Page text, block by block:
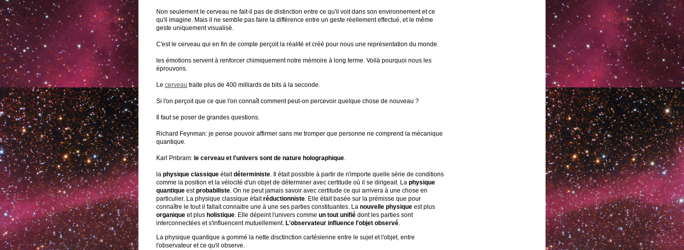
Non seulement le cerveau ne fait-il pas de distinction entre ce qu'il voit dans son environnement et ce
qu'il imagine. Mais il ne semble pas faire la différence entre un geste réellement effectué, et le même
geste uniquement visualisé.
C'est le cerveau qui en fin de compte perçoit la réalité et créé pour nous une représentation du monde.
les émotions servent à renforcer chimiquement notre mémoire à long terme. Voilà pourquoi nous les
éprouvons.
Le cerveau traite plus de 400 milliards de bits à la seconde.
Si l'on perçoit que ce que l'on connaît comment peut-on percevoir quelque chose de nouveau ?
Il faut se poser de grandes questions.
Richard Feynman: je pense pouvoir affirmer sans me tromper que personne ne comprend la mécanique
quantique.
Karl Pribram: le cerveau et l'univers sont de nature holographique.
la physique classique étaitdéterministe. Il était possible à partir de n'importe quelle série de conditions
comme la position et la vélocité d'un objet de déterminer avec certitude où il se dirigeait. La physique
quantique estprobabiliste. On ne peut jamais savoir avec certitude ce qui arrivera à une chose en
particulier. La physique classique étaitréductionniste. Elle était basée sur la prémisse que pour
connaître le tout il fallait connaitre une à une ses parties constituantes. La nouvelle physique est plus
organique et plus holistique. Elle dépeint l'univers comme un tout unifié dont les parties sont
interconnectées et s'influencent mutuellement. L'observateur influence l'objet observé.
La physique quantique a gommé la nette disctinction cartésienne entre le sujet et l'objet, entre
l'observateur et ce qu'il observe.